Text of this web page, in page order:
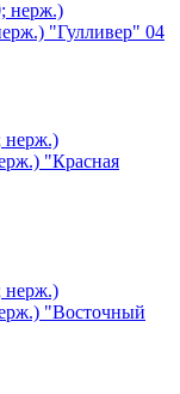
"Гулливер" 04
"Красная
"Восточный